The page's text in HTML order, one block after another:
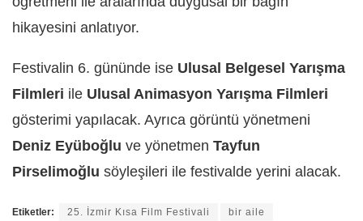
hikayesini anlatıyor.
Festivalin 6. gününde ise Ulusal Belgesel Yarışma
Filmleri ile Ulusal Animasyon Yarışma Filmleri
gösterimi yapılacak. Ayrıca görüntü yönetmeni
Deniz Eyüboğlu ve yönetmen Tayfun
Pirselimoğlu söyleşileri ile festivalde yerini alacak.
Etiketler: 25. İzmir Kısa Film Festivali bir aile